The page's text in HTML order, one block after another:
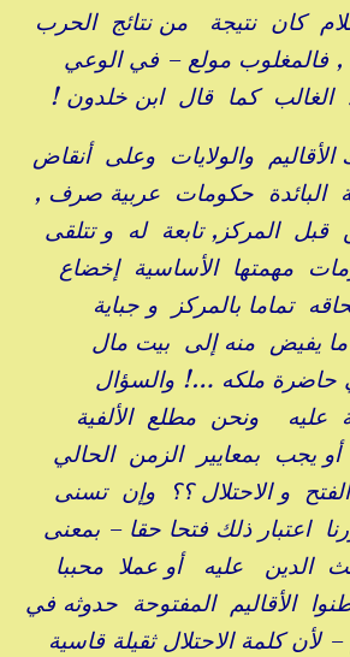
كان نتيجة من نتائج الحرب
, فالمغلوب مولع – في الوعي
الغالب كما قال ابن خلدون !
والولايات وعلى أنقاض
البائدة حكومات عربية صرف ,
المركز, تابعة له و تتلقى
مهمتها الأساسية إخضاع
تماما بالمركز و جباية
يفيض منه إلى بيت مال
حاضرة ملكه …! والسؤال
عليه ونحن مطلع الألفية
أو يجب بمعايير الزمن الحالي
و الاحتلال ؟؟ وإن تسنى
اعتبار ذلك فتحا حقا – بمعنى
الدين عليه أو عملا محببا
الأقاليم المفتوحة حدوثه في
لأن كلمة الاحتلال ثقيلة قاسية